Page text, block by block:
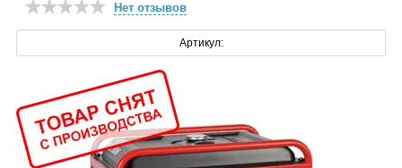
Нет отзывов
Артикул: